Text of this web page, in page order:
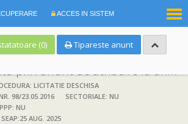
ACCES IN SISTEM
(0) Tipareste anunt
Achizitie atribuita prin anunt de atribuire la anunt de participare
LICITATIE DESCHISA
98/23.05.2016
SECTORIALE: NU
PPP: NU
AUG. 2025